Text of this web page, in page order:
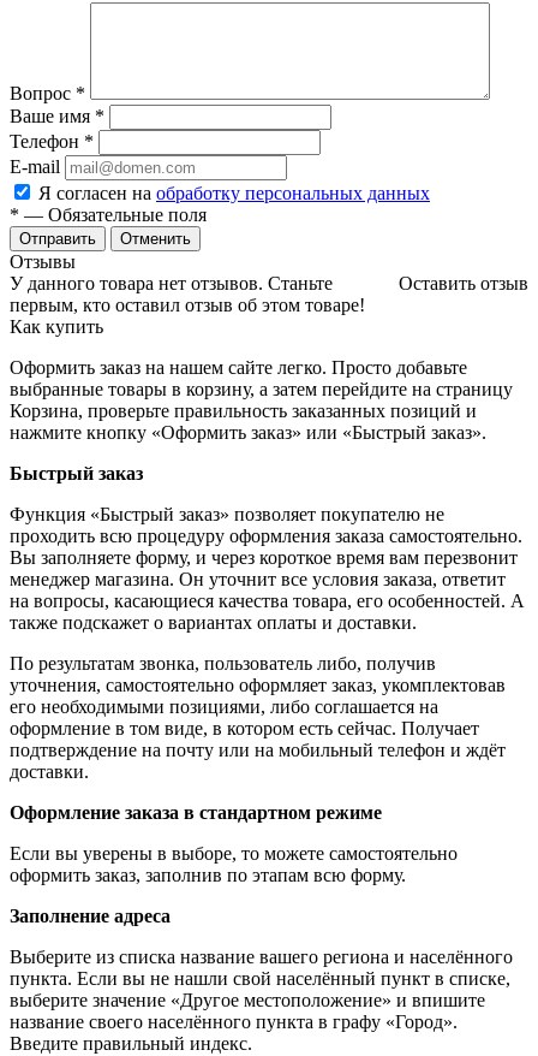
Вопрос *
Ваше имя *
Телефон *
E-mail
Я согласен на обработку персональных данных
* — Обязательные поля
Отменить
Отзывы
Оставить отзыв
У данного товара нет отзывов. Станьте
первым, кто оставил отзыв об этом товаре!
Как купить
Оформить заказ на нашем сайте легко. Просто добавьте
выбранные товары в корзину, а затем перейдите на страницу
Корзина, проверьте правильность заказанных позиций и
нажмите кнопку «Оформить заказ» или «Быстрый заказ».
Быстрый заказ
Функция «Быстрый заказ» позволяет покупателю не
проходить всю процедуру оформления заказа самостоятельно.
Вы заполняете форму, и через короткое время вам перезвонит
менеджер магазина. Он уточнит все условия заказа, ответит
на вопросы, касающиеся качества товара, его особенностей. А
также подскажет о вариантах оплаты и доставки.
По результатам звонка, пользователь либо, получив
уточнения, самостоятельно оформляет заказ, укомплектовав
его необходимыми позициями, либо соглашается на
оформление в том виде, в котором есть сейчас. Получает
подтверждение на почту или на мобильный телефон и ждёт
доставки.
Оформление заказа в стандартном режиме
Если вы уверены в выборе, то можете самостоятельно
оформить заказ, заполнив по этапам всю форму.
Заполнение адреса
Выберите из списка название вашего региона и населённого
пункта. Если вы не нашли свой населённый пункт в списке,
выберите значение «Другое местоположение» и впишите
название своего населённого пункта в графу «Город».
Введите правильный индекс.